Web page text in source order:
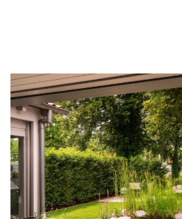
START
ÜBER UNS
PROJEKTE
BIO.DESIGN
LEISTUNGEN
MUSTERGARTEN